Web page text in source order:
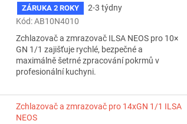
ZÁRUKA 2 ROKY
2-3 týdny
Kód:AB10N4010
Zchlazovač a zmrazovač ILSA NEOS pro 10×
GN 1/1 zajišťuje rychlé, bezpečné a
maximálně šetrné zpracování pokrmů v
profesionální kuchyni.
Zchlazovač a zmrazovač pro 14xGN 1/1 ILSA
NEOS